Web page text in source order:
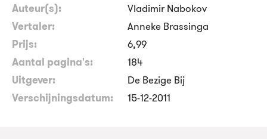
Auteur(s):
Vladimir Nabokov
Vertaler:
Anneke Brassinga
Prijs:
6,99
Aantal pagina's:
184
Uitgever:
De Bezige Bij
Verschijningsdatum:
15-12-2011